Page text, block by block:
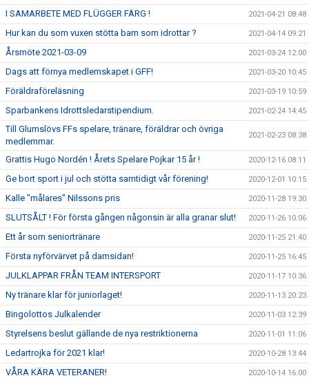
I SAMARBETE MED FLÜGGER FÄRG ! 2021-04-21 08:48
Hur kan du som vuxen stötta barn som idrottar ? 2021-04-14 09:21
Årsmöte 2021-03-09 2021-03-24 12:00
Dags att förnya medlemskapet i GFF! 2021-03-20 10:45
Föräldraföreläsning 2021-03-19 10:59
Sparbankens Idrottsledarstipendium. 2021-02-24 14:45
Till Glumslövs FFs spelare, tränare, föräldrar och övriga
medlemmar.
2021-02-23 08:38
Grattis Hugo Nordén ! Årets Spelare Pojkar 15 år ! 2020-12-16 08:11
Ge bort sport i jul och stötta samtidigt vår förening! 2020-12-01 10:15
Kalle "målares" Nilssons pris 2020-11-28 19:30
SLUTSÅLT ! För första gången någonsin är alla granar slut! 2020-11-26 10:06
Ett år som seniortränare 2020-11-25 21:40
Första nyförvärvet på damsidan! 2020-11-25 16:45
JULKLAPPAR FRÅN TEAM INTERSPORT 2020-11-17 10:36
Ny tränare klar för juniorlaget! 2020-11-13 20:23
Bingolottos Julkalender 2020-11-03 12:39
Styrelsens beslut gällande de nya restriktionerna 2020-11-01 11:06
Ledartrojka för 2021 klar! 2020-10-28 13:44
VÅRA KÄRA VETERANER! 2020-10-14 16:00